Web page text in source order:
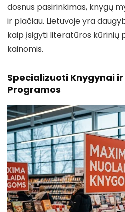
dosnus pasirinkimas, knygų
ir plačiau. Lietuvoje yra
kaip įsigyti literatūros kūrinių
kainomis.
Specializuoti Knygynai
Programos